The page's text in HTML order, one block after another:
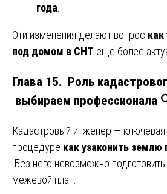
года
Эти изменения делают вопрос как
под домом в СНТ еще более
Глава 15. Роль
выбираем профессионала
Кадастровый инженер — ключевая
процедуре как узаконить
Без него невозможно подготовить
межевой план.